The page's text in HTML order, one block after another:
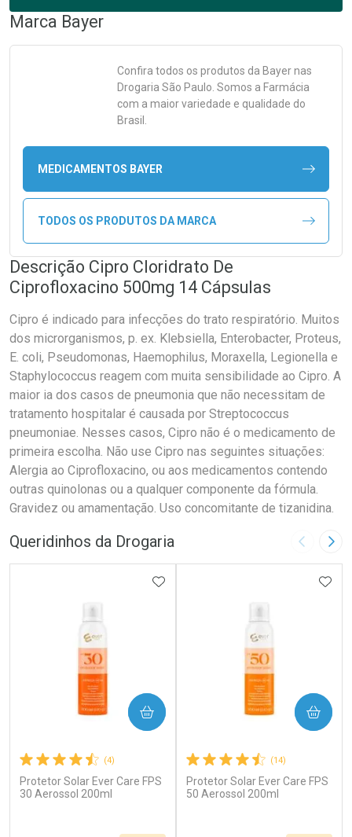
Marca Bayer
Confira todos os produtos da Bayernas
Drogaria São Paulo. Somos a Farmácia
com a maior variedade e qualidade do
Brasil.
MEDICAMENTOS BAYER
TODOS OS PRODUTOS DA MARCA
Descrição Cipro Cloridrato De
Ciprofloxacino 500mg 14 Cápsulas
Cipro é indicado para infecções do trato respiratório. Muitos
dos microrganismos, p. ex. Klebsiella, Enterobacter, Proteus,
E. coli, Pseudomonas, Haemophilus, Moraxella, Legionella e
Staphylococcus reagem com muita sensibilidade ao Cipro. A
maior ia dos casos de pneumonia que não necessitam de
tratamento hospitalar é causada por Streptococcus
pneumoniae. Nesses casos, Cipro não é o medicamento de
primeira escolha. Não use Cipro nas seguintes situações:
Alergia ao Ciprofloxacino, ou aos medicamentos contendo
outras quinolonas ou a qualquer componente da fórmula.
Gravidez ou amamentação. Uso concomitante de tizanidina.
Queridinhos da Drogaria Imagem
(4)
Protetor Solar Ever Care FPS
30 Aerossol 200ml
ADICIONAR AOS FAVORITOS
COMPRAR
(14)
Protetor Solar Ever Care FPS
50 Aerossol 200ml
COMPRAR